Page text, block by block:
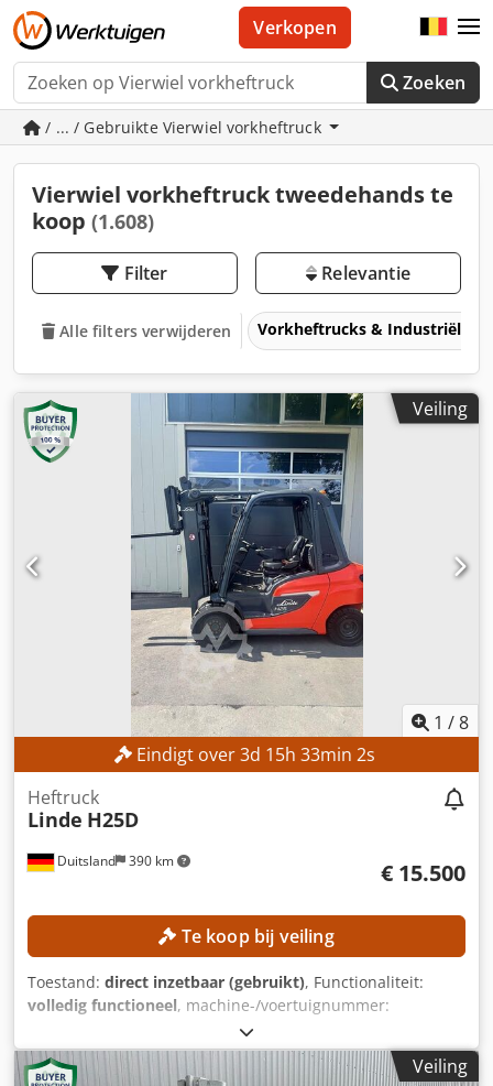
Zoeken
Verkopen
/ ... / Gebruikte Vierwiel vorkheftruck
Vierwiel vorkheftruck tweedehands te
koop (1.608)
Filter Relevantie
Alle filters verwijderen Vorkheftrucks & Industriële
Veiling
1 /8
Eindigt over3d 15h 32min 59s
Duitsland 390 km
Heftruck
Linde H25D
€ 15.500
Te koop bij veiling
Toestand: direct inzetbaar (gebruikt), Functionaliteit:
volledig functioneel, machine-/voertuignummer:
2020
draagvermogen:2.500 kg, hefhoogte:4.610 mm, vrije
hefhoogte:
1.394 mm, brandstoftype: diesel, masttype:Veiling